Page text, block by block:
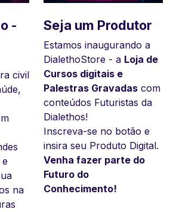
-
civil
e
na
Carla Verna -
Exclusiva
Psicóloga e palestrante
especializada em
segurança do trabalho
comportamental,
qualidade de vida, gestão
de equipes, inteligência
emocional e motivação.
Com uma carreira
consolidada, já realizou
varias palestras em
a
Seja um Produtor
Estamos inaugurando a
DialethoStore - a Loja de
Cursos digitais e
Palestras Gravadas com
conteúdos Futuristas da
Dialethos!
Inscreva-se no botão e
insira seu Produto Digital.
Venha fazer parte do
Futuro do
Conhecimento!